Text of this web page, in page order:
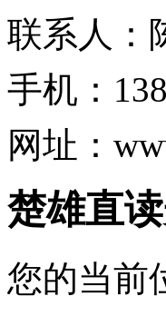
联系人：
手机：
网址：
楚雄直
您的当前